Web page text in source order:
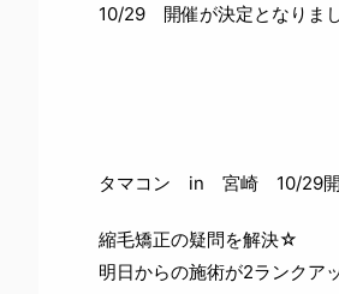
10/29 開催が決定となりま
タマコン in 宮崎 10/29開
縮毛矯正の疑問を解決☆
明日からの施術が2ランクア